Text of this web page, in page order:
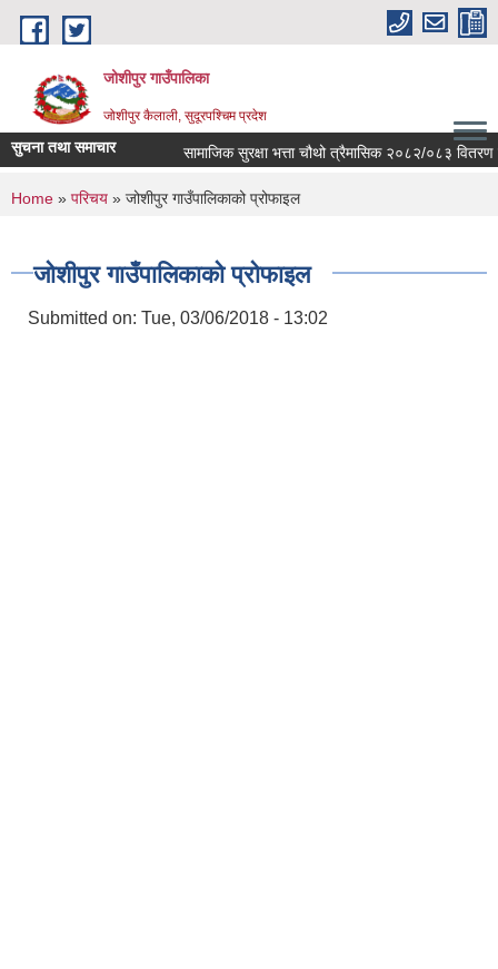
Skip to main content
जोशीपुर गाउँपालिका
जोशीपुर कैलाली, सुदूरपश्चिम प्रदेश
सुचना तथा समाचार सामाजिक सुरक्षा भत्ता चौथो त्रैमासिक २०८२/०८३ वितरण
You are here
Home » परिचय » जोशीपुर गाउँपालिकाको प्रोफाइल
जोशीपुर गाउँपालिकाको प्रोफाइल
Submitted on: Tue, 03/06/2018 - 13:02